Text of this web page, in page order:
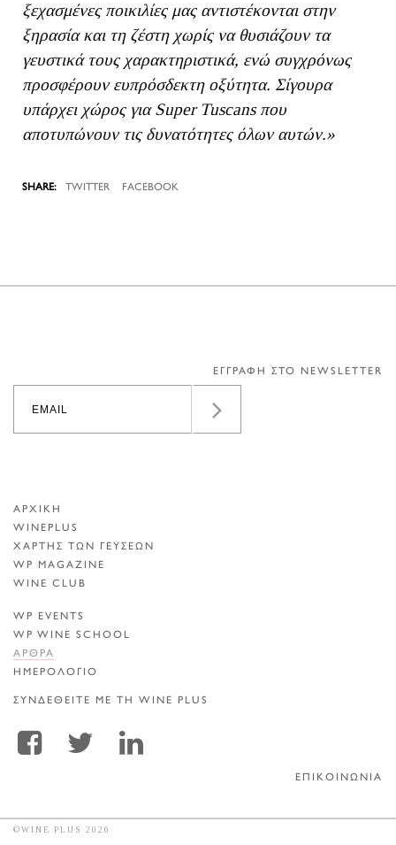
ξεχασμένες ποικιλίες μας αντιστέκονται στην
ξηρασία και τη ζέστη χωρίς να θυσιάζουν τα
γευστικά τους χαρακτηριστικά, ενώ συγχρόνως
προσφέρουν ευπρόσδεκτη οξύτητα. Σίγουρα
υπάρχει χώρος για Super Tuscans που
αποτυπώνουν τις δυνατότητες όλων αυτών.»
TWITTER FACEBOOK
ΕΓΓΡΑΦΗ ΣΤΟ NEWSLETTER
ΑΡΧΙΚΗ
WINEPLUS
ΧΑΡΤΗΣ ΤΩΝ ΓΕΥΣΕΩΝ
WP MAGAZINE
WINE CLUB
WP EVENTS
WP WINE SCHOOL
ΑΡΘΡΑ
ΗΜΕΡΟΛΟΓΙΟ
ΣΥΝΔΕΘΕΙΤΕ ΜΕ ΤΗ WINE PLUS
ΕΠΙΚΟΙΝΩΝΙΑ
©WINE PLUS 2026